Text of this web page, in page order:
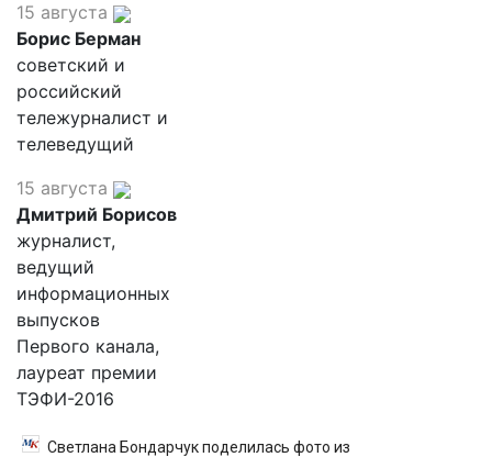
15 августа
Борис Берман
советский и
российский
тележурналист и
телеведущий
15 августа
Дмитрий Борисов
журналист,
ведущий
информационных
выпусков
Первого канала,
лауреат премии
ТЭФИ-2016
Светлана Бондарчук поделилась фото из